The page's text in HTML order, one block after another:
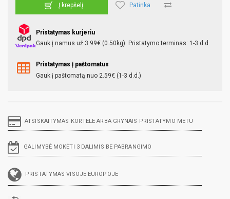
Į krepšelį Patinka
Pristatymas kurjeriu
Gauk į namus už 3.99€ (0.50kg). Pristatymo terminas: 1-3 d.d.
Pristatymas į paštomatus
Gauk į paštomatą nuo 2.59€ (1-3 d.d.)
ATSISKAITYMAS KORTELE ARBA GRYNAIS PRISTATYMO METU
GALIMYBĖ MOKĖTI 3 DALIMIS BE PABRANGIMO
PRISTATYMAS VISOJE EUROPOJE